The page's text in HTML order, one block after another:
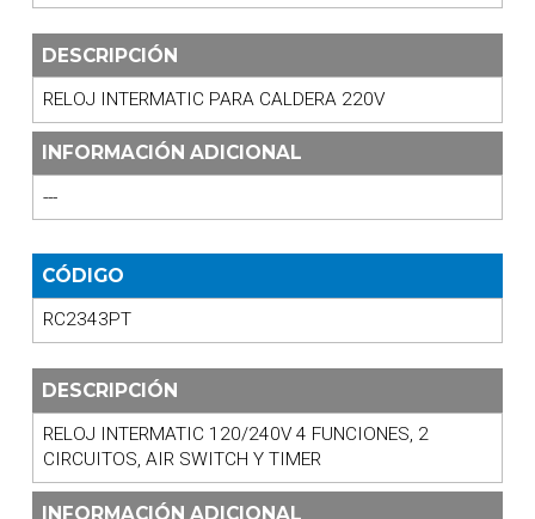
DESCRIPCIÓN
RELOJ INTERMATIC PARA CALDERA 220V
INFORMACIÓN ADICIONAL
---
CÓDIGO
RC2343PT
DESCRIPCIÓN
RELOJ INTERMATIC 120/240V 4 FUNCIONES, 2
CIRCUITOS, AIR SWITCH Y TIMER
INFORMACIÓN ADICIONAL